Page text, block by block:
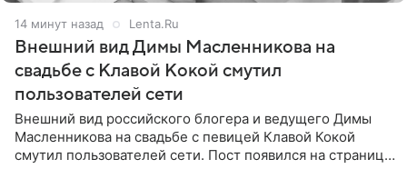
14 минут назад Lenta.Ru
Внешний вид Димы Масленникова на
свадьбе с Клавой Кокой смутил
пользователей сети
Внешний вид российского блогера и ведущего Димы
Масленникова на свадьбе с певицей Клавой Кокой
смутил пользователей сети. Пост появился на странице